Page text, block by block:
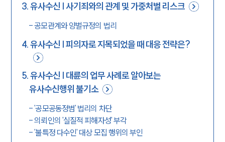
3.유사수신 | 사기죄와의 관계 및 가중처벌 리스크
-공모관계와 양벌규정의 법리
4.유사수신 | 피의자로 지목되었을 때 대응 전략은?
5.유사수신 | 대륜의 업무 사례로 알아보는
유사수신행위 불기소
-'공모공동정범' 법리의 차단
-의뢰인의 '실질적 피해자성' 부각
-'불특정 다수인' 대상 모집 행위의 부인